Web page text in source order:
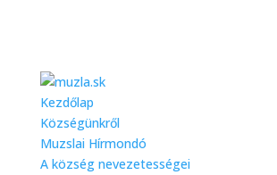
Kezdőlap
Községünkről
Muzslai Hírmondó
A község nevezetességei